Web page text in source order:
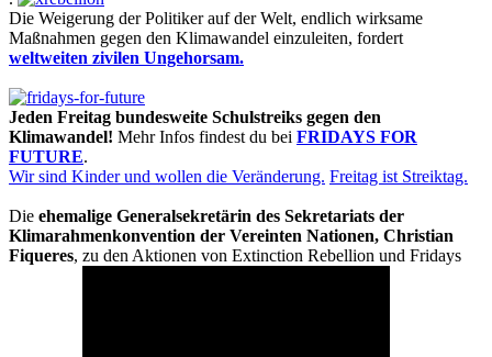
Die Weigerung der Politiker auf der Welt, endlich wirksame
Maßnahmen gegen den Klimawandel einzuleiten, fordert
weltweiten zivilen Ungehorsam.
Jeden Freitag bundesweite Schulstreiks gegen den
Klimawandel! Mehr Infos findest du bei FRIDAYS FOR
FUTURE.
Wir sind Kinder und wollen die Veränderung. Freitag ist Streiktag.
Die ehemalige Generalsekretärin des Sekretariats der
Klimarahmenkonvention der Vereinten Nationen, Christian
Fiqueres, zu den Aktionen von Extinction Rebellion und Fridays